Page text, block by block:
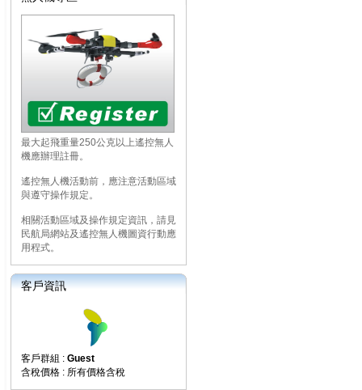
最大起飛重量250公克以上遙控無人
機應辦理註冊。
遙控無人機活動前，應注意活動區域
與遵守操作規定。
相關活動區域及操作規定資訊，請見
民航局網站及遙控無人機圖資行動應
用程式。
客戶資訊
客戶群組 : Guest
含稅價格 : 所有價格含稅